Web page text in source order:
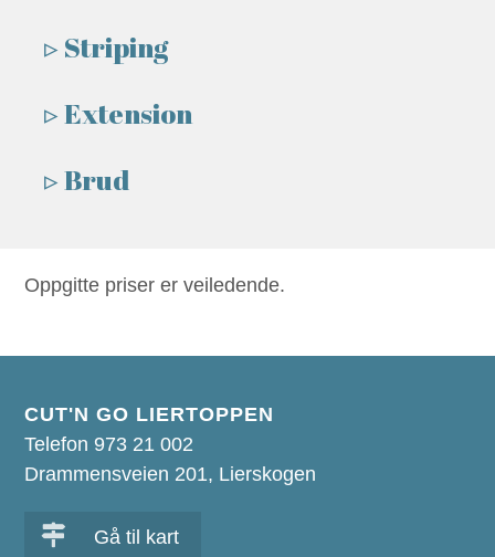
Striping
Extension
Brud
Oppgitte priser er veiledende.
CUT'N GO LIERTOPPEN
Telefon 973 21 002
Drammensveien 201, Lierskogen
Gå til kart